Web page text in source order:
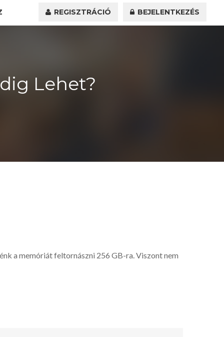
REGISZTRÁCIÓ BEJELENTKEZÉS
Lehet?
a memóriát feltornászni 256 GB-ra. Viszont nem